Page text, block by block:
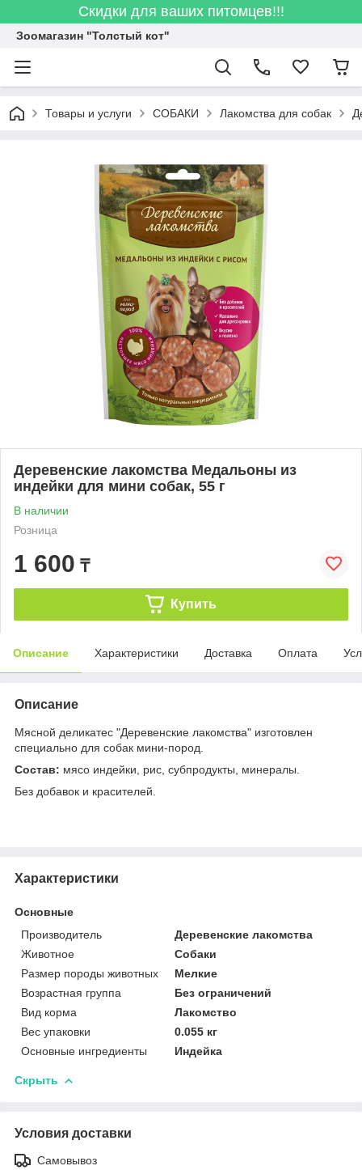
Скидки для ваших питомцев!!!
Зоомагазин "Толстый кот"
Товары и услуги СОБАКИ Лакомства для собак
Деревенские лакомства Медальоны из
индейки для мини собак, 55 г
В наличии
Розница
1 600 ₸
Купить
Описание Характеристики Доставка Оплата
Описание
Мясной деликатес "Деревенские лакомства" изготовлен
специально для собак мини-пород.
Состав: мясо индейки, рис, субпродукты, минералы.
Без добавок и красителей.
Характеристики
Основные
Производитель
Деревенские лакомства
Животное
Собаки
Размер породы животных
Мелкие
Возрастная группа
Без ограничений
Вид корма
Лакомство
Вес упаковки
0.055 кг
Основные ингредиенты
Индейка
Скрыть
Условия доставки
Самовывоз